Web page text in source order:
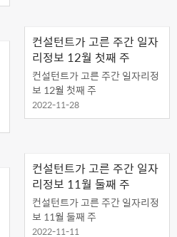
컨설턴트가 고른 주간 일자
리정보 12월 첫째 주
컨설턴트가 고른 주간 일자리정
보 12월 첫째 주
2022-11-28
컨설턴트가 고른 주간 일자
리정보 11월 둘째 주
컨설턴트가 고른 주간 일자리정
보 11월 둘째 주
2022-11-11